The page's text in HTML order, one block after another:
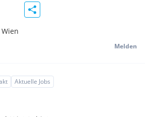
Wien
Melden
Aktuelle Jobs